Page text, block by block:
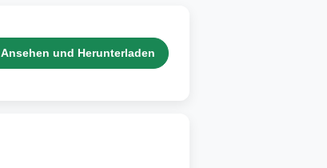
Ansehen und Herunterladen